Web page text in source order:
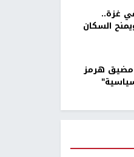
غزة..
السكان
مضيق هرمز